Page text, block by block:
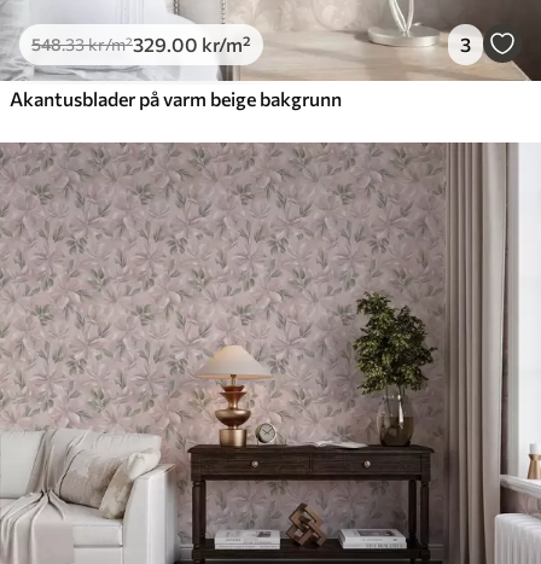
548.33kr/m²329.00 kr/m² 3
Akantusblader på varm beige bakgrunn